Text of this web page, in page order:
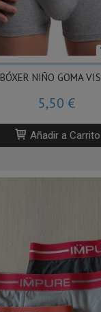
BÓXER NIÑO GOMA
5,50 €
Añadir a Carrito